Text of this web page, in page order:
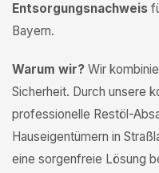
Entsorgungsnachweis
Bayern.
Warum wir? Wir
Sicherheit. Durch unsere
professionelle Restöl-
Hauseigentümern in
eine sorgenfreie Lösung